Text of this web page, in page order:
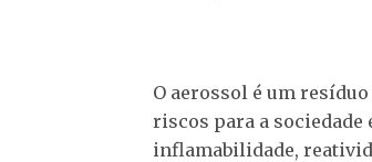
O aerossol é um
riscos para a sociedade
inflamabilidade,